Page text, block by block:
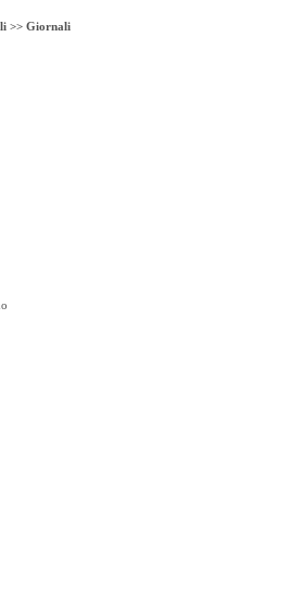
>> Giornali